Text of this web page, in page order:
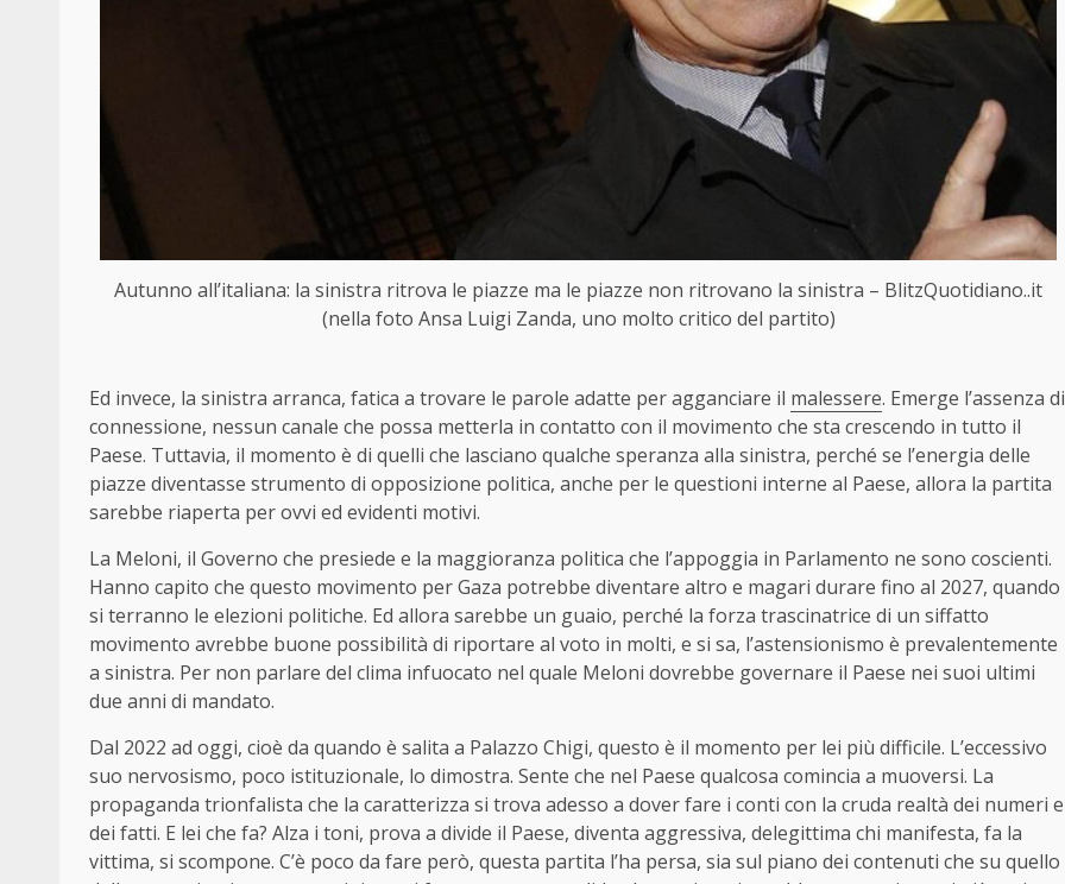
Autunno all’italiana: la sinistra ritrova le piazze ma le piazze non ritrovano la sinistra – BlitzQuotidiano..it
(nella foto Ansa Luigi Zanda, uno molto critico del partito)
Ed invece, la sinistra arranca, fatica a trovare le parole adatte per agganciare il malessere. Emerge l’assenza di
connessione, nessun canale che possa metterla in contatto con il movimento che sta crescendo in tutto il
Paese. Tuttavia, il momento è di quelli che lasciano qualche speranza alla sinistra, perché se l’energia delle
piazze diventasse strumento di opposizione politica, anche per le questioni interne al Paese, allora la partita
sarebbe riaperta per ovvi ed evidenti motivi.
La Meloni, il Governo che presiede e la maggioranza politica che l’appoggia in Parlamento ne sono coscienti.
Hanno capito che questo movimento per Gaza potrebbe diventare altro e magari durare fino al 2027, quando
si terranno le elezioni politiche. Ed allora sarebbe un guaio, perché la forza trascinatrice di un siffatto
movimento avrebbe buone possibilità di riportare al voto in molti, e si sa, l’astensionismo è prevalentemente
a sinistra. Per non parlare del clima infuocato nel quale Meloni dovrebbe governare il Paese nei suoi ultimi
due anni di mandato.
Dal 2022 ad oggi, cioè da quando è salita a Palazzo Chigi, questo è il momento per lei più difficile. L’eccessivo
suo nervosismo, poco istituzionale, lo dimostra. Sente che nel Paese qualcosa comincia a muoversi. La
propaganda trionfalista che la caratterizza si trova adesso a dover fare i conti con la cruda realtà dei numeri e
dei fatti. E lei che fa? Alza i toni, prova a divide il Paese, diventa aggressiva, delegittima chi manifesta, fa la
vittima, si scompone. C’è poco da fare però, questa partita l’ha persa, sia sul piano dei contenuti che su quello